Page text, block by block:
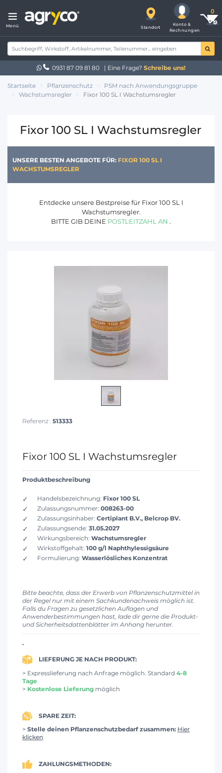
Menü Standort
Konto &
Rechnungen
0931 87 09 81 80 | Eine Frage? Schreibe uns!
Startseite Pflanzenschutz
PSM nach Anwendungsgruppe
Wachstumsregler
Fixor 100 SL I Wachstumsregler
Fixor 100 SL I Wachstumsregler
UNSERE BESTEN ANGEBOTE FÜR: FIXOR 100 SL I
WACHSTUMSREGLER
Entdecke unsere Bestpreise für Fixor 100 SL I
Wachstumsregler.
BITTE GIB DEINE POSTLEITZAHL AN .
Referenz : 513333
Fixor 100 SL I Wachstumsregler
Produktbeschreibung
Handelsbezeichnung: Fixor 100 SL
Zulassungsnummer: 008263-00
Zulassungsinhaber: Certiplant B.V., Belcrop BV.
Zulassungsende: 31.05.2027
Wirkungsbereich: Wachstumsregler
Wirkstoffgehalt: 100 g/l Naphthylessigsäure
Formulierung: Wasserlösliches Konzentrat
Bitte beachte, dass der Erwerb von Pflanzenschutzmittel in
der Regel nur mit einem Sachkundenachweis möglich ist.
Falls du Fragen zu gesetzlichen Auflagen und
Anwenderbestimmungen hast, lade dir gerne die Produkt-
und Sicherheitsdattenblätter im Anhang herunter.
.
LIEFERUNG JE NACH PRODUKT:
> Expresslieferung nach Anfrage möglich. Standard 4-8
Tage
> Kostenlose Lieferung möglich
SPARE ZEIT:
> Stelle deinen Pflanzenschutzbedarf zusammen: Hier
klicken
ZAHLUNGSMETHODEN: